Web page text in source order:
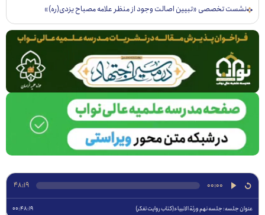
00:00
48:19
‌جلسه نهم ورثة الانبیاء(کتاب روایت تفکر)
تخصصی «تبيين اصالت وجود از منظر علامه مصباح يزدی(ره)»